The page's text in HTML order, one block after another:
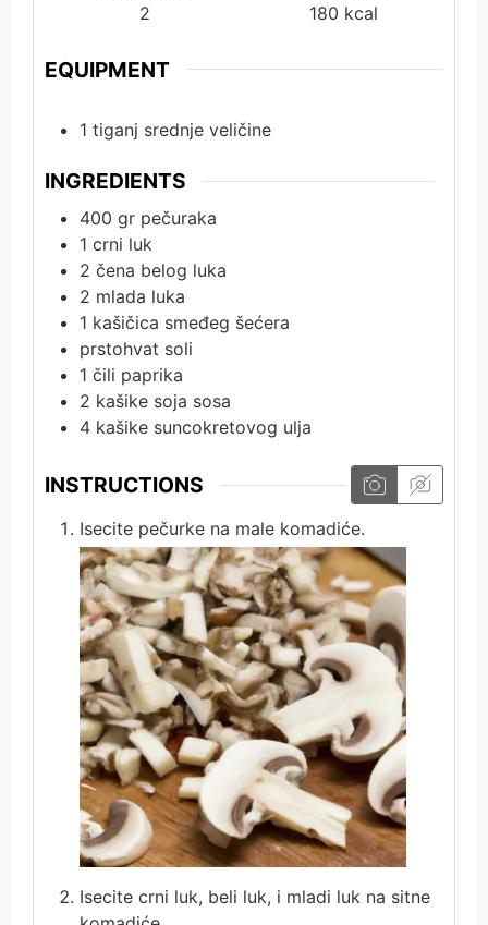
2
180 kcal
EQUIPMENT
1 tiganj srednje veličine
INGREDIENTS
400 gr pečuraka
1 crni luk
2 čena belog luka
2 mlada luka
1 kašičica smeđeg šećera
prstohvat soli
1 čili paprika
2 kašike soja sosa
4 kašike suncokretovog ulja
INSTRUCTIONS
Isecite pečurke na male komadiće.
Isecite crni luk, beli luk, i mladi luk na sitne